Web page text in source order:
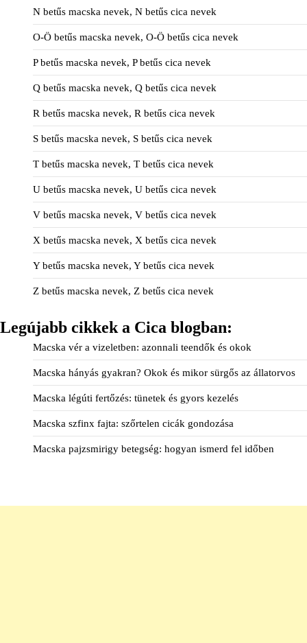
N betűs macska nevek, N betűs cica nevek
O-Ö betűs macska nevek, O-Ö betűs cica nevek
P betűs macska nevek, P betűs cica nevek
Q betűs macska nevek, Q betűs cica nevek
R betűs macska nevek, R betűs cica nevek
S betűs macska nevek, S betűs cica nevek
T betűs macska nevek, T betűs cica nevek
U betűs macska nevek, U betűs cica nevek
V betűs macska nevek, V betűs cica nevek
X betűs macska nevek, X betűs cica nevek
Y betűs macska nevek, Y betűs cica nevek
Z betűs macska nevek, Z betűs cica nevek
Legújabb cikkek a Cica blogban:
Macska vér a vizeletben: azonnali teendők és okok
Macska hányás gyakran? Okok és mikor sürgős az állatorvos
Macska légúti fertőzés: tünetek és gyors kezelés
Macska szfinx fajta: szőrtelen cicák gondozása
Macska pajzsmirigy betegség: hogyan ismerd fel időben